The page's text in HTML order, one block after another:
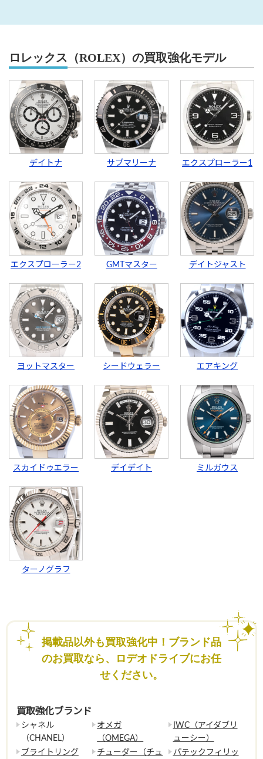
ロレックス（ROLEX）の買取強化モデル
デイトナ サブマリーナ エクスプローラー1
エクスプローラー2 GMTマスター デイトジャスト
ヨットマスター シードウェラー エアキング
スカイドゥエラー デイデイト ミルガウス
ターノグラフ
掲載品以外も買取強化中！ブランド品
のお買取なら、ロデオドライブにお任
せください。
買取強化ブランド
シャネル
（CHANEL）
オメガ
（OMEGA）
IWC（アイダブリ
ューシー）
ブライトリング
チューダー（チュ パテックフィリッ